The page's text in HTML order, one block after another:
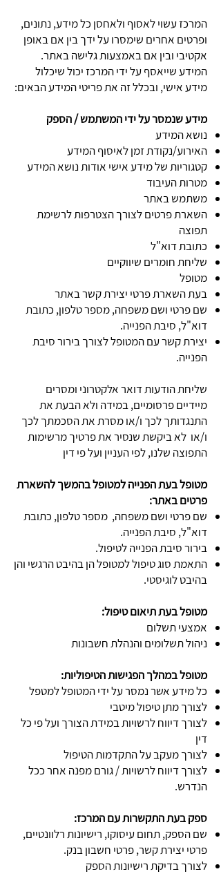
המרכז עשוי לאסוף ולאחסן כל מידע, נתונים,
ופרטים אחרים שימסרו על ידך בין אם באופן
אקטיבי ובין אם באמצעות גלישה באתר.
המידע שייאסף על ידי המרכז יכול שיכלול
מידע אישי, ובכלל זה את פריטי המידע הבאים:
מידע שנמסר על ידי המשתמש / הספק
נושא המידע
האירוע/נקודת זמן לאיסוף המידע
קטגוריות של מידע אישי אודות נושא המידע
מטרות העיבוד
משתמש באתר
השארת פרטים לצורך הצטרפות לרשימת
תפוצה
כתובת דוא"ל
שליחת חומרים שיווקיים
מטופל
בעת השארת פרטי יצירת קשר באתר
שם פרטי ושם משפחה, מספר טלפון, כתובת
דוא"ל, סיבת הפנייה.
יצירת קשר עם המטופל לצורך בירור סיבת
הפנייה.
שליחת הודעות דואר אלקטרוני ומסרים
מיידיים פרסומיים, במידה ולא הבעת את
התנגדותך לכך ו/או מסרת את הסכמתך לכך
ו/או לא ביקשת שנסיר את פרטיך מרשימות
התפוצה שלנו, לפי העניין ועל פי דין
מטופל בעת הפנייה למטופל בהמשך להשארת
פרטים באתר:​
שם פרטי ושם משפחה, מספר טלפון, כתובת
דוא"ל, סיבת הפנייה.
בירור סיבת הפנייה לטיפול.
התאמת סוג טיפול למטופל הן בהיבט הרגשי והן
בהיבט לוגיסטי.
מטופל בעת תיאום טיפול:
אמצעי תשלום
ניהול תשלומים והנהלת חשבונות
מטופל במהלך הפגישות הטיפוליות:
כל מידע אשר נמסר על ידי המטופל למטפל
לצורך מתן טיפול מיטבי
לצורך דיווח לרשויות במידת הצורך ועל פי כל
דין
לצורך מעקב על התקדמות הטיפול
לצורך דיווח לרשויות / גורם מפנה אחר ככל
הנדרש.
ספק בעת התקשרות עם המרכז:
שם הספק, תחום עיסוקו, רישיונות רלוונטיים,
פרטי יצירת קשר, פרטי חשבון בנק.
לצורך בדיקת רישיונות הספק